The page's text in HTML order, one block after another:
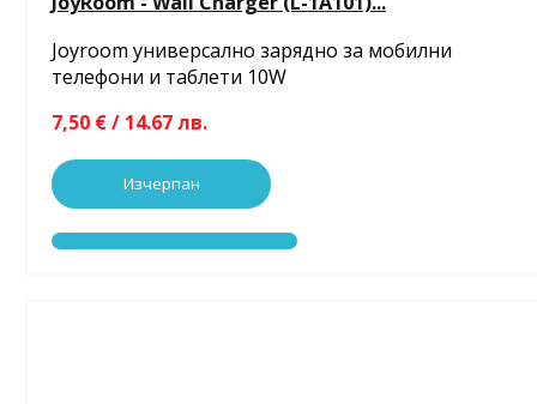
Joyroom универсално зарядно за мобилни
телефони и таблети 10W
7,50 € / 14.67 лв.
Изчерпан